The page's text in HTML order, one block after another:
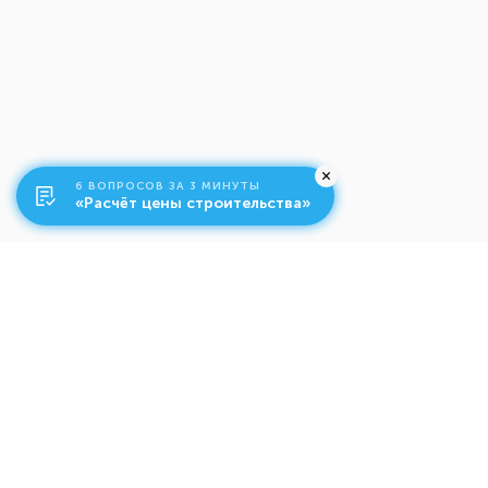
6 ВОПРОСОВ ЗА 3 МИНУТЫ
«Расчёт цены строительства»